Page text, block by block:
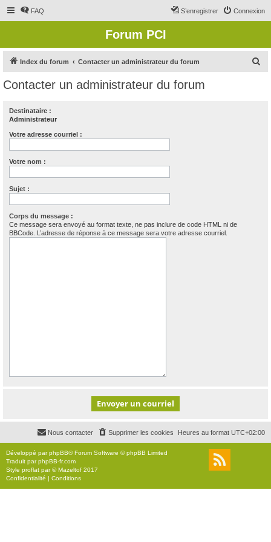
FAQ Connexion
S’enregistrer
Forum PCI
Index du forum Contacter un administrateur du forum
Contacter un administrateur du forum
Destinataire :
Administrateur
Votre adresse courriel :
Votre nom :
Sujet :
Corps du message :
Ce message sera envoyé au format texte, ne pas inclure de code HTML ni de
BBCode. L’adresse de réponse à ce message sera votre adresse courriel.
Heures au format UTC+02:00
Supprimer les cookies
Nous contacter
Développé parphpBB® Forum Software © phpBB Limited
Traduit parphpBB-fr.com
Style proflat par ©Mazeltof 2017
Confidentialité | Conditions